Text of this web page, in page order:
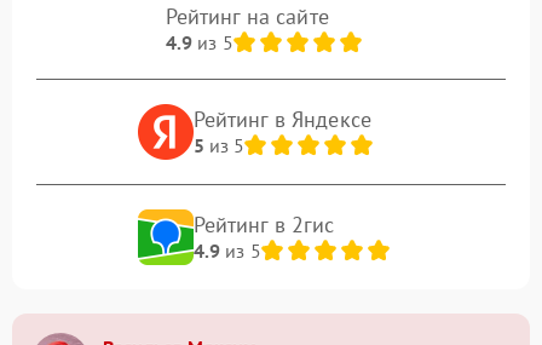
Рейтинг на сайте
4.9из 5
Рейтинг в Яндексе
5 из 5
Рейтинг в 2гис
4.9из 5